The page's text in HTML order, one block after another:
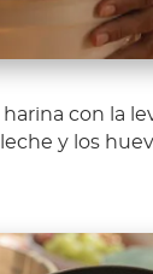
harina con la
y los